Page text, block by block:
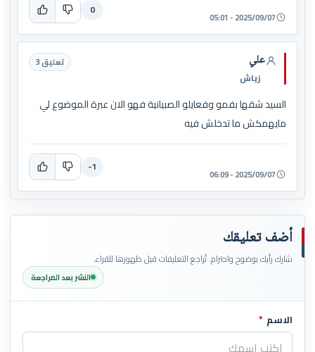
2025/09/07 - 05:01
0
علي
زياش
تعليق 3
السيد شقها بفمو وفعايلو الصبيانية فهو الان عبرة الموضوع لي
مايهمكش ما تدخلش فيه
2025/09/07 - 06:09
-1
أضف تعليقك
شارك رأيك بوضوح واحترام. تُراجع التعليقات قبل ظهورها للقراء.
النشر بعد المراجعة
اترك هذا الحقل فارغاً
الاسم *